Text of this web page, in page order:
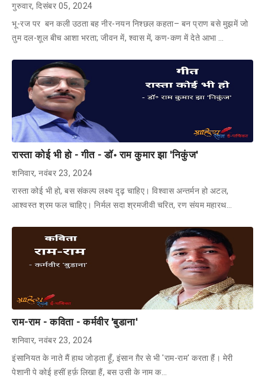
गुरुवार, दिसंबर 05, 2024
भू-रज पर बन कली उठता बह नीर-नयन निश्छल कहता– बन प्राण बसे मुझमें जो
तुम दल-शूल बीच आशा भरता; जीवन में, श्वास में, कण-कण में देते आभा …
रास्ता कोई भी हो - गीत - डॉ॰ राम कुमार झा 'निकुंज'
शनिवार, नवंबर 23, 2024
रास्ता कोई भी हो, बस संकल्प लक्ष्य दृढ़ चाहिए। विश्वास अन्तर्मन हो अटल,
आश्वस्त श्रम फल चाहिए। निर्मल सदा श्रमजीवी चरित, रण संयम महारथ…
राम-राम - कविता - कर्मवीर 'बुडाना'
शनिवार, नवंबर 23, 2024
इंसानियत के नाते मैं हाथ जोड़ता हूँ, इंसान ग़ैर से भी 'राम-राम' करता हैं। मेरी
पेशानी पे कोई हसीं हर्फ़ लिखा हैं, बस उसी के नाम क…